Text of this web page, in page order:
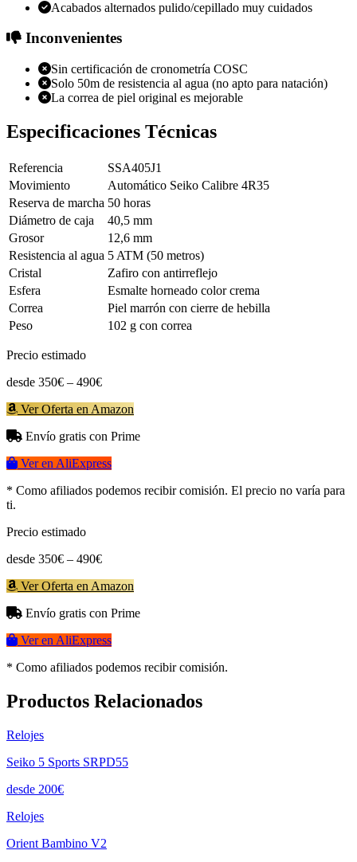
Acabados alternados pulido/cepillado muy cuidados
Inconvenientes
Sin certificación de cronometría COSC
Solo 50m de resistencia al agua (no apto para natación)
La correa de piel original es mejorable
Especificaciones Técnicas
Referencia
SSA405J1
Movimiento
Automático Seiko Calibre 4R35
Reserva de marcha 50 horas
Diámetro de caja
40,5 mm
Grosor
12,6 mm
Resistencia al agua 5 ATM (50 metros)
Cristal
Zafiro con antirreflejo
Esfera
Esmalte horneado color crema
Correa
Piel marrón con cierre de hebilla
Peso
102 g con correa
Precio estimado
desde 350€ – 490€
Ver Oferta en Amazon
Envío gratis con Prime
Ver en AliExpress
* Como afiliados podemos recibir comisión. El precio no varía para
ti.
Precio estimado
desde 350€ – 490€
Ver Oferta en Amazon
Envío gratis con Prime
Ver en AliExpress
* Como afiliados podemos recibir comisión.
Productos Relacionados
Relojes
Seiko 5 Sports SRPD55
desde 200€
Relojes
Orient Bambino V2